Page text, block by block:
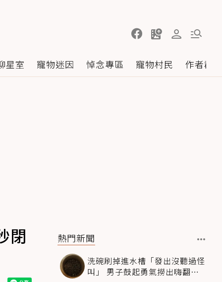
星室 寵物迷因 悼念專區 寵物村民 作者群
閉
熱門新聞
洗碗刷掉進水槽「發出沒聽過怪
叫」 男子鼓起勇氣撈出嗨翻：